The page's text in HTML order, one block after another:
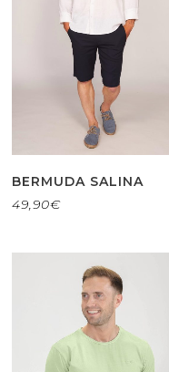
BERMUDA SALINA
49,90€